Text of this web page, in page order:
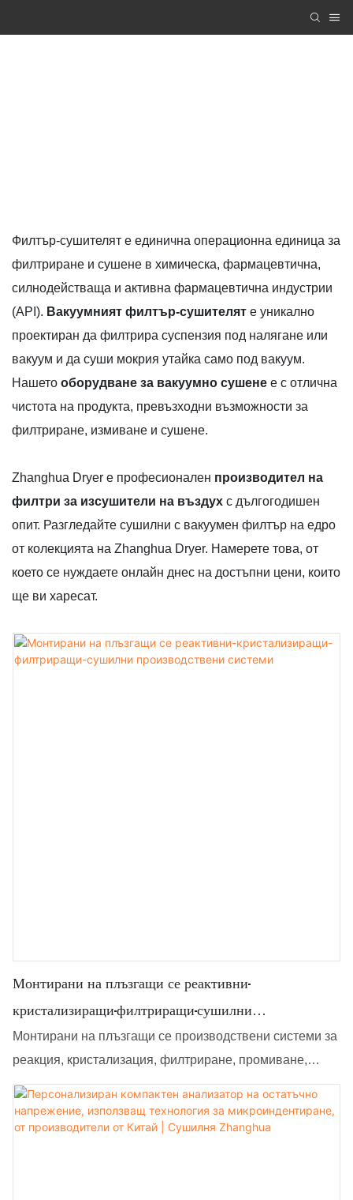
Филтър-сушителят е единична операционна единица за
филтриране и сушене в химическа, фармацевтична,
силнодействаща и активна фармацевтична индустрии
(API). Вакуумният филтър-сушителят е уникално
проектиран да филтрира суспензия под налягане или
вакуум и да суши мокрия утайка само под вакуум.
Нашето оборудване за вакуумно сушене е с отлична
чистота на продукта, превъзходни възможности за
филтриране, измиване и сушене.
Zhanghua Dryer е професионален производител на
филтри за изсушители на въздух с дългогодишен
опит. Разгледайте сушилни с вакуумен филтър на едро
от колекцията на Zhanghua Dryer. Намерете това, от
което се нуждаете онлайн днес на достъпни цени, които
ще ви харесат.
Монтирани на плъзгащи се реактивни-
кристализиращи-филтриращи-сушилни
производствени системи
Монтирани на плъзгащи се производствени системи за
реакция, кристализация, филтриране, промиване,
сушене и изхвърляне се използват за реакция,
кристализация, филтриране, промиване, сушене и
изхвърляне по време на целия производствен процес,